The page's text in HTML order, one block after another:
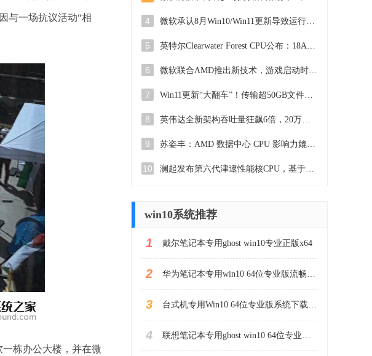
与一场抗议活动“相
栋办公大楼，并在微
4 微软承认8月Win10/Win11更新导致运行AutoCAD故障，如何解决？
5 英特尔Clearwater Forest CPU公布：18A制程，288核E-Core，性能爆表，震撼全球！
6 微软联合AMD推出新技术，游戏启动时间暴减八成，玩游戏更畅快
7 Win11更新“大翻车”！传输超50GB文件，SSD或“变砖”如何解决？
8 英伟达全新架构吞吐量狂飙6倍，20万亿Token训练，Meta没做的英伟达做了
9 苏姿丰：AMD 数据中心 CPU 影响力媲美英伟达 AI 加速器
10 澜起发布第六代津逮性能核CPU，基于英特尔 Granite Rapids 最新技术
win10系统推荐
1 戴尔笔记本专用ghost win10专业正版x64
2 华为笔记本专用win10 64位专业版流畅版镜像iso
3 台式机专用Win10 64位专业版系统下载(简体中文)
4 联想笔记本专用ghost win10 64位专业镜像版